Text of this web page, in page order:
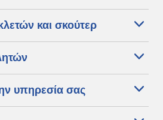
και σκούτερ
υπηρεσία σας